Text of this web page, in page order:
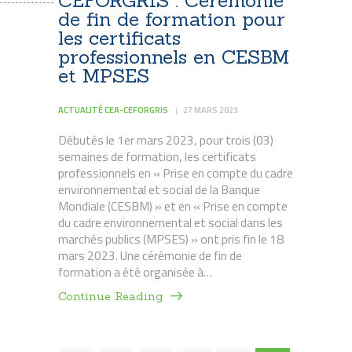
de fin de formation pour
les certificats
professionnels en CESBM
et MPSES
ACTUALITÉ CEA-CEFORGRIS 27 MARS 2023
Débutés le 1er mars 2023, pour trois (03)
semaines de formation, les certificats
professionnels en « Prise en compte du cadre
environnemental et social de la Banque
Mondiale (CESBM) » et en « Prise en compte
du cadre environnemental et social dans les
marchés publics (MPSES) » ont pris fin le 18
mars 2023. Une cérémonie de fin de
formation a été organisée à…
Continue Reading